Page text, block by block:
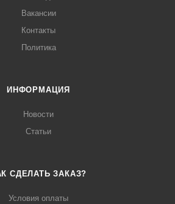
Вакансии
Контакты
Политика
ИНФОРМАЦИЯ
Новости
Статьи
СДЕЛАТЬ ЗАКАЗ?
Условия оплаты